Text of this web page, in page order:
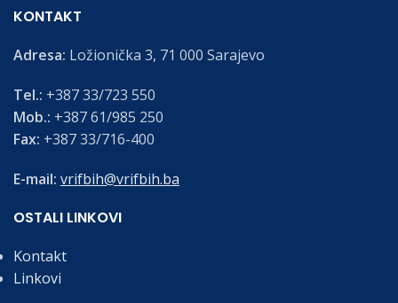
KONTAKT
Adresa: Ložionička 3, 71 000 Sarajevo
Tel.: +387 33/723 550
Mob.: +387 61/985 250
Fax: +387 33/716-400
E-mail: vrifbih@vrifbih.ba
OSTALI LINKOVI
Kontakt
Linkovi